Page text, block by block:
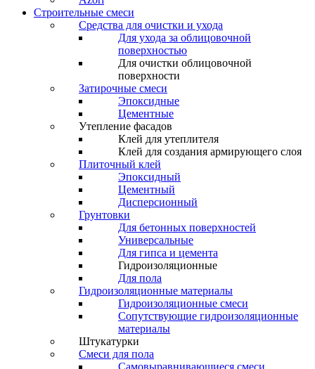
Строительные смеси
Средства для очистки и ухода
Для ухода за облицовочной
поверхностью
Для очистки облицовочной
поверхности
Затирочные смеси
Эпоксидные
Цементные
Утепление фасадов
Клей для утеплителя
Клей для создания армирующего слоя
Плиточный клей
Эпоксидный
Цементный
Дисперсионный
Грунтовки
Для бетонных поверхностей
Универсальные
Для гипса и цемента
Гидроизоляционные
Для пола
Гидроизоляционные материалы
Гидроизоляционные смеси
Сопутствующие гидроизоляционные
материалы
Штукатурки
Смеси для пола
Самовыравнивающиеся смеси